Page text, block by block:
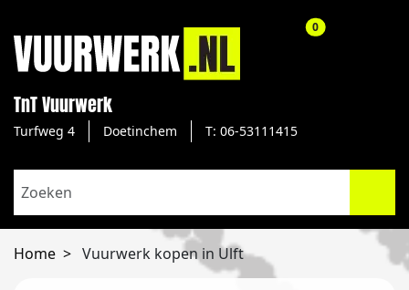
TnT Vuurwerk
Turfweg 4 Doetinchem T: 06-53111415
0aantal
Home Vuurwerk kopen in Ulft